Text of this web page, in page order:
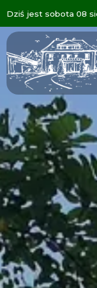
Dziś jest sobota 08
Szkoła
Specjalna
w